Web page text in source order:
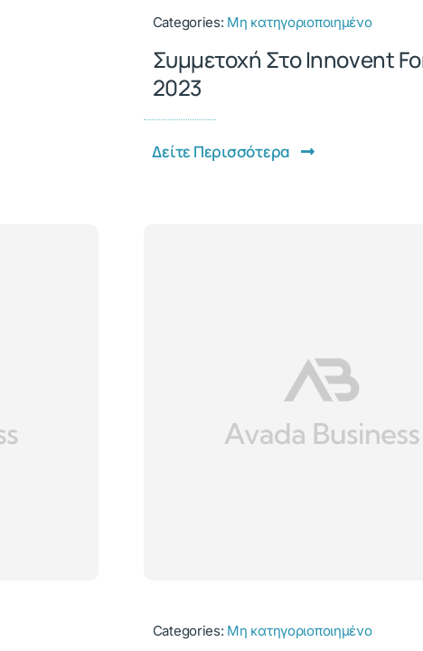
Categories: Μη κατηγοριοποιημένο
Συμμετοχή Στο Innovent
2023
Δείτε Περισσότερα
Categories: Μη κατηγοριοποιημένο